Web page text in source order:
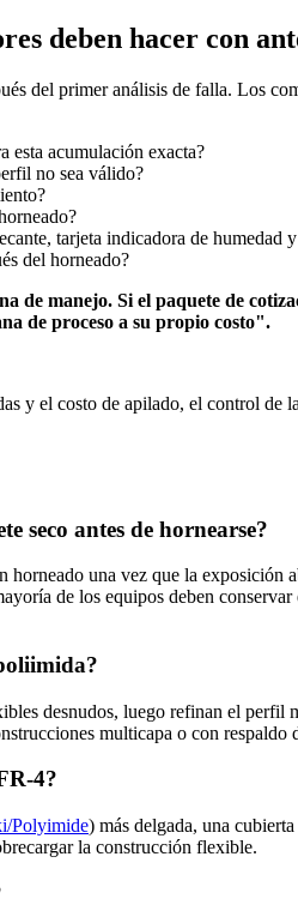
deben hacer con
del primer análisis de falla. Los
esta acumulación exacta?
no sea válido?
tarjeta indicadora de humedad
del horneado?
manejo. Si el paquete de
de proceso a su propio costo".
y el costo de apilado, el control
seco antes de hornearse?
una vez que la
de los equipos deben
desnudos, luego refinan el perfil
multicapa o con respaldo
4?
Polyimide) más delgada, una
la construcción flexible.